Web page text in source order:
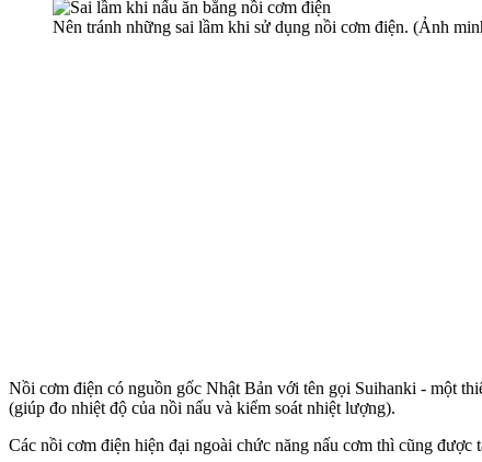
Nên tránh những sai lầm khi sử dụng nồi cơm điện. (Ảnh
Nồi cơm điện có nguồn gốc Nhật Bản với tên gọi Suihanki - một
(giúp đo nhiệt độ của nồi nấu và kiểm soát nhiệt lượng).
Các nồi cơm điện hiện đại ngoài chức năng nấu cơm thì cũng được